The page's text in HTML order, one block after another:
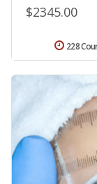
$2345.00
228